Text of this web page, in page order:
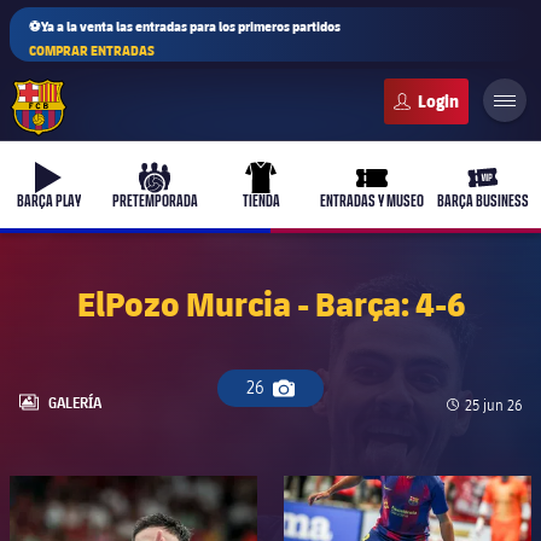
⚽Ya a la venta las entradas para los primeros partidos
COMPRAR ENTRADAS
b-play
BARÇA PLAY
culers-ball
PRETEMPORADA
uniform
TIENDA
ticket-full
ENTRADAS Y MUSEO
ticket-
BARÇA BUSINESS
ElPozo Murcia - Barça: 4-6
26
Icono de cámara
LABEL.ARIA.GALLERY
GALERÍA Fecha de
25 jun 26
FC Barcelona club badge FC Barcelona club badge